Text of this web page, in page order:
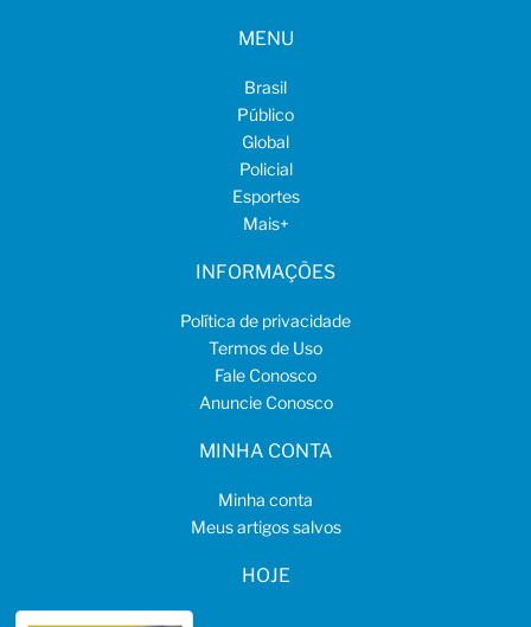
MENU
Brasil
Público
Global
Policial
Esportes
Mais+
INFORMAÇÕES
Política de privacidade
Termos de Uso
Fale Conosco
Anuncie Conosco
MINHA CONTA
Minha conta
Meus artigos salvos
HOJE